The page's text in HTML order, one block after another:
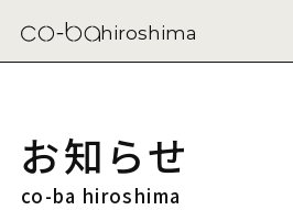
hiroshima
お知らせ
co-ba hiroshima